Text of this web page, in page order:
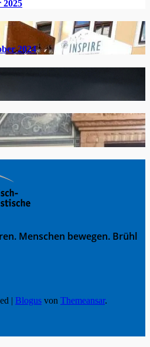
2025
2024
Menschen bewegen. Brühl
| Blogus von Themeansar.